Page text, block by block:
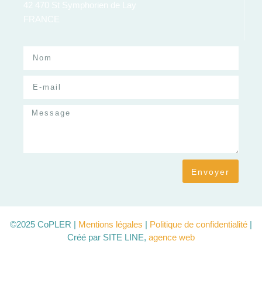
Envoyer
©2025 CoPLER | Mentions légales | Politique de confidentialité |
Créé par SITE LINE, agence web